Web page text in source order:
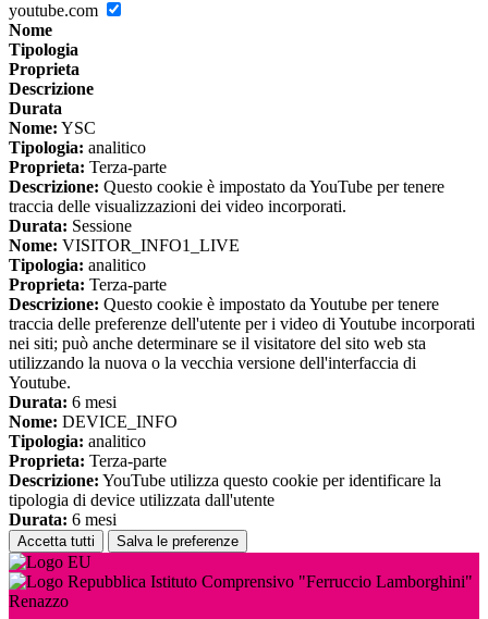
youtube.com
Nome
Tipologia
Proprieta
Descrizione
Durata
Nome: YSC
Tipologia: analitico
Proprieta: Terza-parte
Descrizione: Questo cookie è impostato da YouTube per tenere
traccia delle visualizzazioni dei video incorporati.
Durata: Sessione
Nome: VISITOR_INFO1_LIVE
Tipologia: analitico
Proprieta: Terza-parte
Descrizione: Questo cookie è impostato da Youtube per tenere
traccia delle preferenze dell'utente per i video di Youtube incorporati
nei siti; può anche determinare se il visitatore del sito web sta
utilizzando la nuova o la vecchia versione dell'interfaccia di
Youtube.
Durata: 6 mesi
Nome: DEVICE_INFO
Tipologia: analitico
Proprieta: Terza-parte
Descrizione: YouTube utilizza questo cookie per identificare la
tipologia di device utilizzata dall'utente
Durata: 6 mesi
Accetta tutti Salva le preferenze
Istituto Comprensivo "Ferruccio Lamborghini"
Renazzo